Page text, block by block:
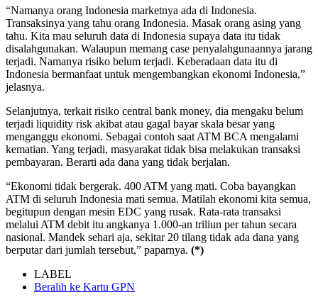
“Namanya orang Indonesia marketnya ada di Indonesia.
Transaksinya yang tahu orang Indonesia. Masak orang asing yang
tahu. Kita mau seluruh data di Indonesia supaya data itu tidak
disalahgunakan. Walaupun memang case penyalahgunaannya jarang
terjadi. Namanya risiko belum terjadi. Keberadaan data itu di
Indonesia bermanfaat untuk mengembangkan ekonomi Indonesia,”
jelasnya.
Selanjutnya, terkait risiko central bank money, dia mengaku belum
terjadi liquidity risk akibat atau gagal bayar skala besar yang
menganggu ekonomi. Sebagai contoh saat ATM BCA mengalami
kematian. Yang terjadi, masyarakat tidak bisa melakukan transaksi
pembayaran. Berarti ada dana yang tidak berjalan.
“Ekonomi tidak bergerak. 400 ATM yang mati. Coba bayangkan
ATM di seluruh Indonesia mati semua. Matilah ekonomi kita semua,
begitupun dengan mesin EDC yang rusak. Rata-rata transaksi
melalui ATM debit itu angkanya 1.000-an triliun per tahun secara
nasional. Mandek sehari aja, sekitar 20 tilang tidak ada dana yang
berputar dari jumlah tersebut,” paparnya. (*)
LABEL
Beralih ke Kartu GPN